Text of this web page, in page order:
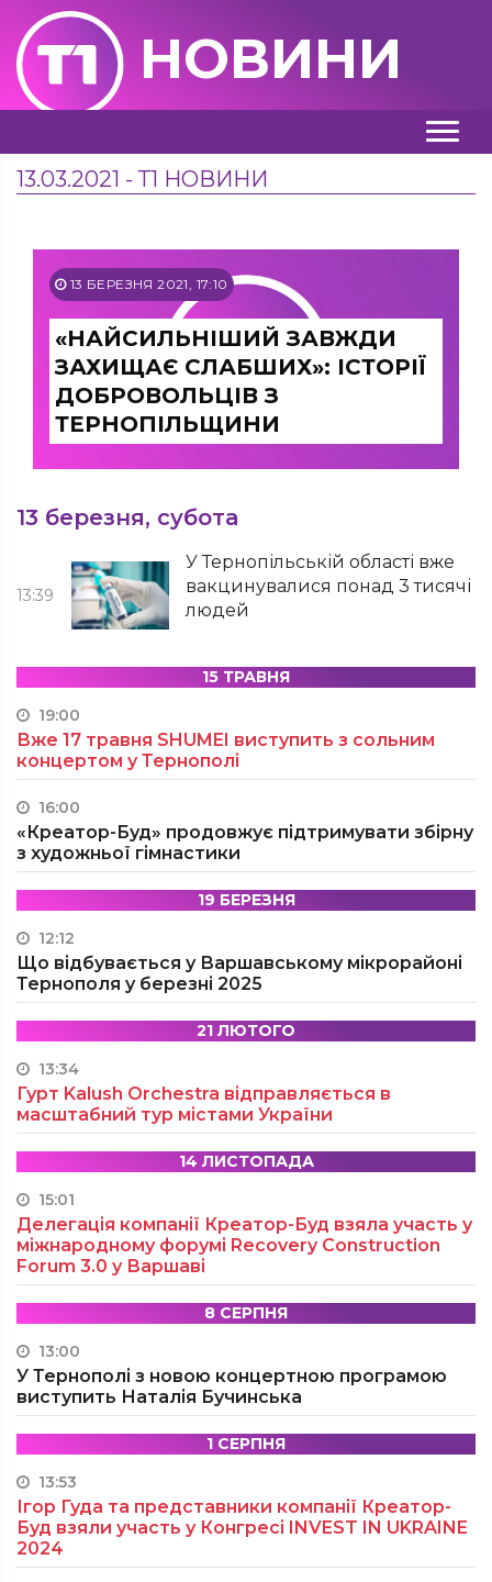
НОВИНИ
13.03.2021 - Т1 НОВИНИ
13 БЕРЕЗНЯ 2021, 17:10
«НАЙСИЛЬНІШИЙ ЗАВЖДИ
ЗАХИЩАЄ СЛАБШИХ»: ІСТОРІЇ
ДОБРОВОЛЬЦІВ З
ТЕРНОПІЛЬЩИНИ
13 березня, субота
13:39
У Тернопільській області вже
вакцинувалися понад 3 тисячі
людей
15 ТРАВНЯ
19:00
Вже 17 травня SHUMEI виступить з сольним
концертом у Тернополі
16:00
«Креатор-Буд» продовжує підтримувати збірну
з художньої гімнастики
19 БЕРЕЗНЯ
12:12
Що відбувається у Варшавському мікрорайоні
Тернополя у березні 2025
21 ЛЮТОГО
13:34
Гурт Kalush Orchestra відправляється в
масштабний тур містами України
14 ЛИСТОПАДА
15:01
Делегація компанії Креатор-Буд взяла участь у
міжнародному форумі Recovery Construction
Forum 3.0 у Варшаві
8 СЕРПНЯ
13:00
У Тернополі з новою концертною програмою
виступить Наталія Бучинська
1 СЕРПНЯ
13:53
Ігор Гуда та представники компанії Креатор-
Буд взяли участь у Конгресі INVEST IN UKRAINE
2024